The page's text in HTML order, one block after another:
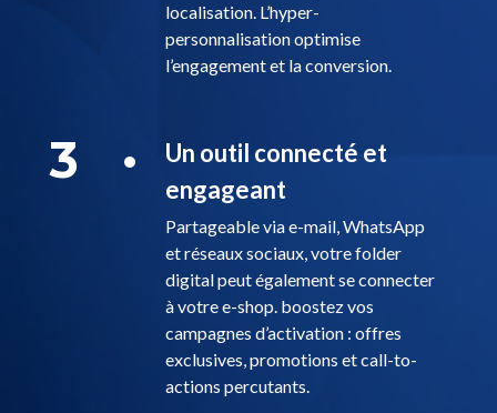
localisation. L’hyper-
personnalisation optimise
l’engagement et la conversion.
3
Un outil connecté et
engageant
Partageable via e-mail, WhatsApp
et réseaux sociaux, votre folder
digital peut également se connecter
à votre e-shop. boostez vos
campagnes d’activation : offres
exclusives, promotions et call-to-
actions percutants.